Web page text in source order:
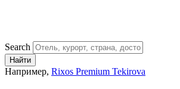
Search
Найти
Например, Rixos Premium Tekirova